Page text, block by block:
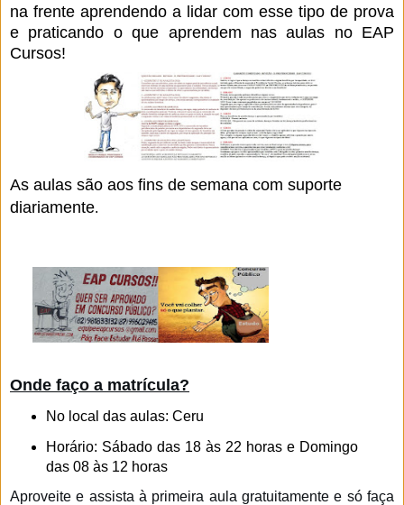
na frente aprendendo a lidar com esse tipo de prova
e praticando o que aprendem nas aulas no EAP
Cursos!
As aulas são aos fins de semana com suporte
diariamente.
Onde faço a matrícula?
No local das aulas: Ceru
Horário: Sábado das 18 às 22 horas e Domingo
das 08 às 12 horas
Aproveite e assista à primeira aula gratuitamente e só faça